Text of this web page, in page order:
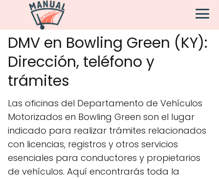
DMV en Bowling Green (KY):
Dirección, teléfono y
trámites
Las oficinas del Departamento de Vehículos
Motorizados en Bowling Green son el lugar
indicado para realizar trámites relacionados
con licencias, registros y otros servicios
esenciales para conductores y propietarios
de vehículos. Aquí encontrarás toda la